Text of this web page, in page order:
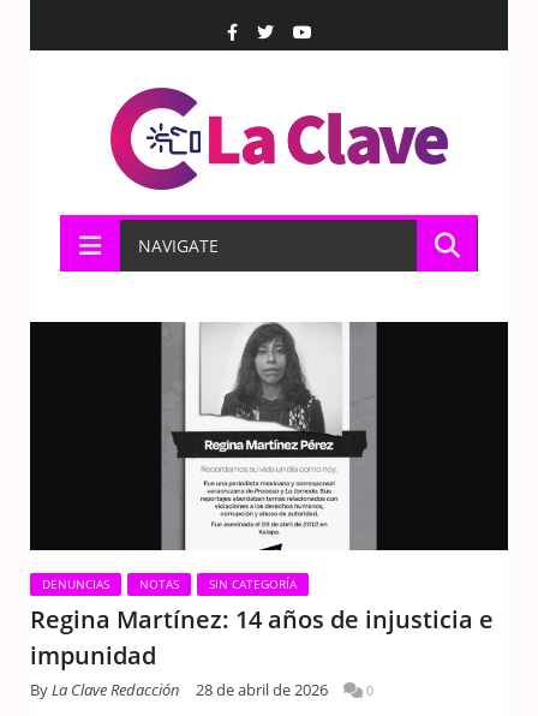
NAVIGATE
DENUNCIAS NOTAS SIN CATEGORÍA
Regina Martínez: 14 años de injusticia e
impunidad
ByLa Clave Redacción 28 de abril de 2026 0